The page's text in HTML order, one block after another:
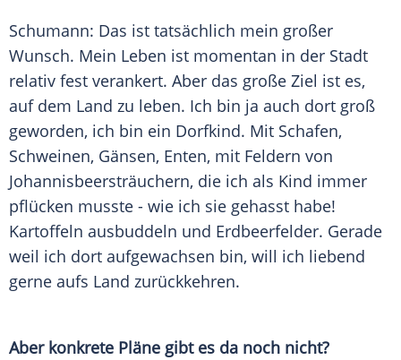
Schumann: Das ist tatsächlich mein großer
Wunsch. Mein Leben ist momentan in der Stadt
relativ fest verankert. Aber das große Ziel ist es,
auf dem Land zu leben. Ich bin ja auch dort groß
geworden, ich bin ein Dorfkind. Mit Schafen,
Schweinen, Gänsen, Enten, mit Feldern von
Johannisbeersträuchern, die ich als Kind immer
pflücken musste - wie ich sie gehasst habe!
Kartoffeln ausbuddeln und Erdbeerfelder. Gerade
weil ich dort aufgewachsen bin, will ich liebend
gerne aufs Land zurückkehren.
Aber konkrete Pläne gibt es da noch nicht?